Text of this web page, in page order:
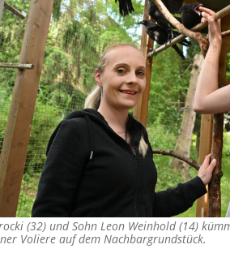
(32) und Sohn Leon Weinhold (14)
Voliere auf dem Nachbargrundstück.